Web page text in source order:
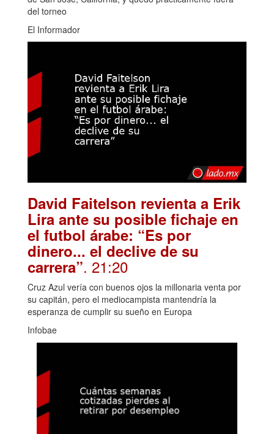
del torneo
El Informador
David Faitelson revienta a Erik
Lira ante su posible fichaje en
el futbol árabe: “Es por
dinero... el declive de su
carrera”. 21:20
Cruz Azul vería con buenos ojos la millonaria venta por
su capitán, pero el mediocampista mantendría la
esperanza de cumplir su sueño en Europa
Infobae